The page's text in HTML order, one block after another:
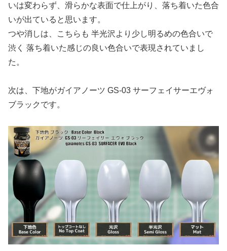
いは変わらず、滑らかな表面で仕上がり、落ち着いた色合
いが出ていると思います。
つや消しは、こちらも 半光沢より少し明るめの色合いで
渋く 落ち着いた感じの良い色合いで表現されていまし
た。
次は、下地がガイアノーツ GS-03 サーフェイサーエヴォ
ブラックです。